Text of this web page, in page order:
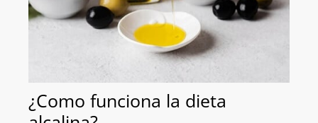
¿Como funciona la dieta